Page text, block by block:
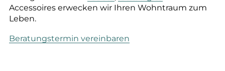
Accessoires erwecken wir Ihren Wohntraum zum
Leben.
Beratungstermin vereinbaren